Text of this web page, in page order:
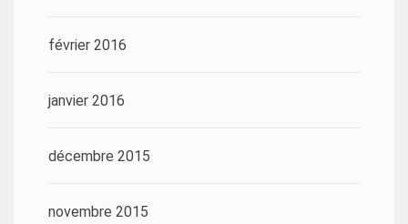
février 2016
janvier 2016
décembre 2015
novembre 2015